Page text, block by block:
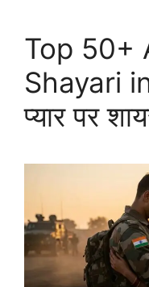
Top 50+
Shayari
प्यार पर